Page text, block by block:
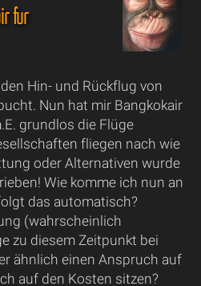
für
Hin- und Rückflug von
Nun hat mir Bangkokair
grundlos die Flüge
fliegen nach wie
oder Alternativen wurde
Wie komme ich nun an
das automatisch?
(wahrscheinlich
zu diesem Zeitpunkt bei
ähnlich einen Anspruch auf
auf den Kosten sitzen?